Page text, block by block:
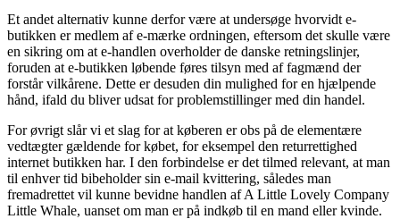
Et andet alternativ kunne derfor være at undersøge hvorvidt e-
butikken er medlem af e-mærke ordningen, eftersom det skulle være
en sikring om at e-handlen overholder de danske retningslinjer,
foruden at e-butikken løbende føres tilsyn med af fagmænd der
forstår vilkårene. Dette er desuden din mulighed for en hjælpende
hånd, ifald du bliver udsat for problemstillinger med din handel.
For øvrigt slår vi et slag for at køberen er obs på de elementære
vedtægter gældende for købet, for eksempel den returrettighed
internet butikken har. I den forbindelse er det tilmed relevant, at man
til enhver tid bibeholder sin e-mail kvittering, således man
fremadrettet vil kunne bevidne handlen af A Little Lovely Company
Little Whale, uanset om man er på indkøb til en mand eller kvinde.